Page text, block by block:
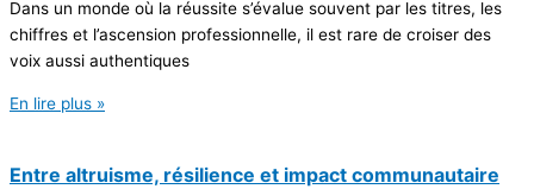
Dans un monde où la réussite s’évalue souvent par les titres, les
chiffres et l’ascension professionnelle, il est rare de croiser des
voix aussi authentiques
En lire plus »
Entre altruisme, résilience et impact communautaire